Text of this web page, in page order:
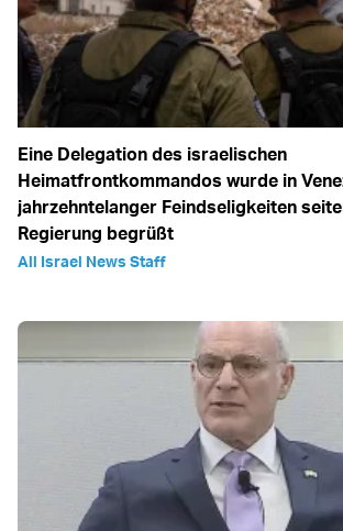
Eine Delegation des israelischen
Heimatfrontkommandos wurde in
jahrzehntelanger Feindseligkeiten
Regierung begrüßt
All Israel News Staff